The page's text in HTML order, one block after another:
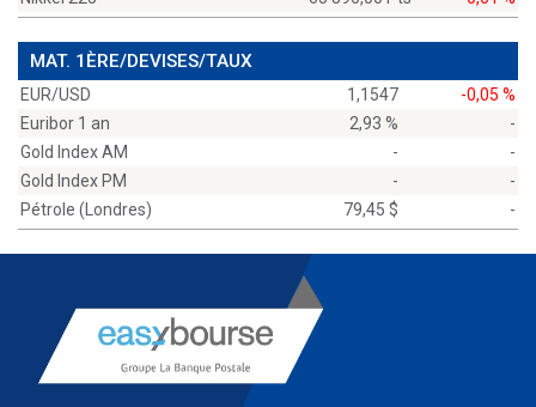
MAT. 1ÈRE/DEVISES/TAUX
EUR/USD 1,1547
-0,05 %
Euribor 1 an
2,93 %
-
Gold Index AM
-
-
Gold Index PM
-
-
Pétrole (Londres)
79,45 $ -